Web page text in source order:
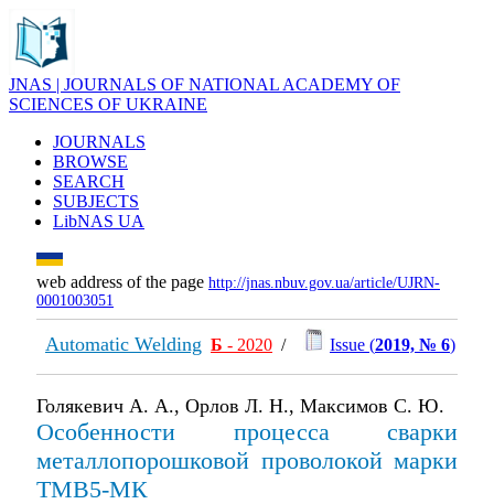
JNAS | JOURNALS OF NATIONAL ACADEMY OF
SCIENCES OF UKRAINE
JOURNALS
BROWSE
SEARCH
SUBJECTS
LibNAS UA
web address of the page http://jnas.nbuv.gov.ua/article/UJRN-
0001003051
Automatic Welding Б - 2020 / Issue (2019, № 6)
Голякевич А. А., Орлов Л. Н., Максимов С. Ю.
Особенности процесса сварки
металлопорошковой проволокой марки
ТМВ5-МК